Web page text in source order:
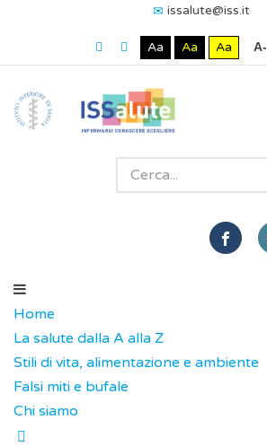
issalute@iss.it
Aa Aa Aa A-
Home
La salute dalla A alla Z
Stili di vita, alimentazione e ambiente
Falsi miti e bufale
Chi siamo